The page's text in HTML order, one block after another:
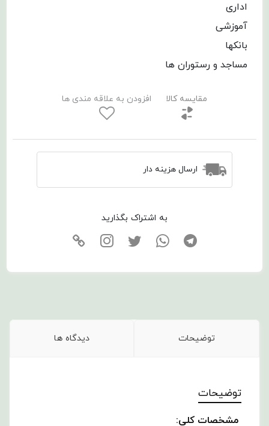
اداری
آموزشی
بانکها
مساجد و رستوران ها
مقایسه کالا افزودن به علاقه مندی ها
ارسال هزینه دار
به اشتراک بگذارید
توضیحات دیدگاه ها
توضیحات
مشخصات کلی: